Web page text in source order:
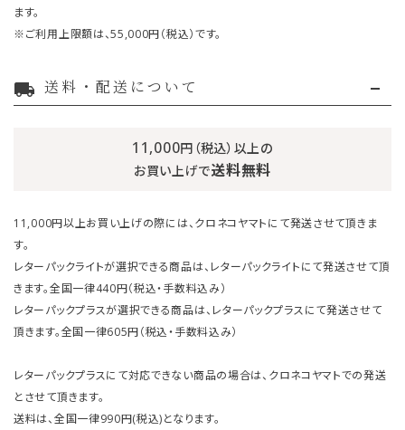
ます。
※ご利用上限額は、55,000円（税込）です。
local_shipping 送料・配送について
11,000円（税込）以上の
お買い上げで送料無料
11,000円以上お買い上げの際には、クロネコヤマトにて発送させて頂きま
す。
レターパックライトが選択できる商品は、レターパックライトにて発送させて頂
きます。全国一律440円（税込・手数料込み）
レターパックプラスが選択できる商品は、レターパックプラスにて発送させて
頂きます。全国一律605円（税込・手数料込み）
レターパックプラスにて対応できない商品の場合は、クロネコヤマトでの発送
とさせて頂きます。
送料は、全国一律990円(税込)となります。